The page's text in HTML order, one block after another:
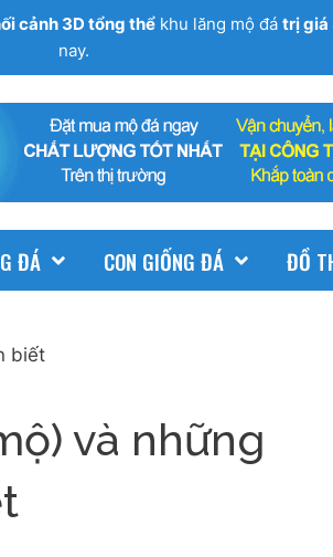
cảnh 3D tổng thểkhu lăng mộ đá trị giá
nay.
ĐÁ CON GIỐNG ĐÁ ĐỒ
biết
và những